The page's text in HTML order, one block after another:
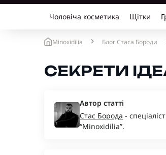
Чоловіча косметика Щітки
Minoxidilia Блог Стаса Бороди
СЕКРЕТИ
Автор статті
Стас Борода -
“Minoxidilia”.